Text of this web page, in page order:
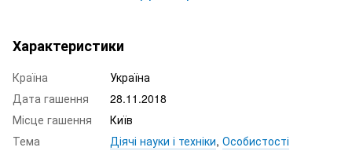
Характеристики
Країна
Україна
Дата гашення
28.11.2018
Місце гашення
Київ
Тема
Діячі науки і техніки, Особистості